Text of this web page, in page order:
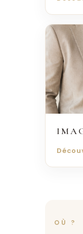
OÙ ?